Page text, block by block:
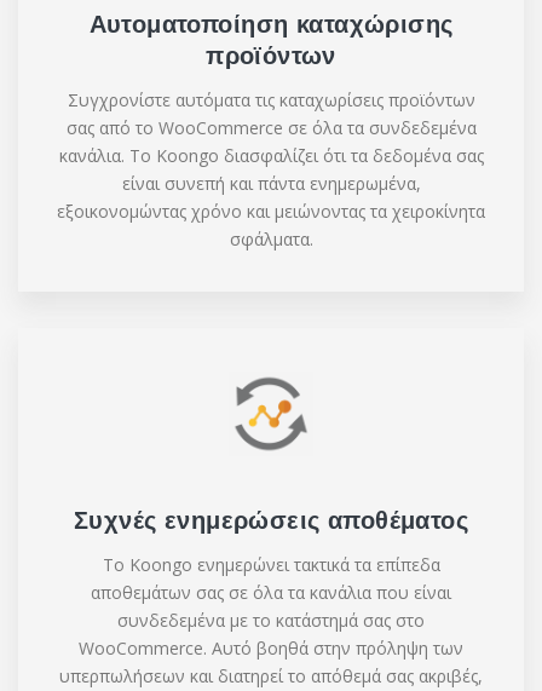
Αυτοματοποίηση καταχώρισης
προϊόντων
Συγχρονίστε αυτόματα τις καταχωρίσεις προϊόντων
σας από το WooCommerce σε όλα τα συνδεδεμένα
κανάλια. Το Koongo διασφαλίζει ότι τα δεδομένα σας
είναι συνεπή και πάντα ενημερωμένα,
εξοικονομώντας χρόνο και μειώνοντας τα χειροκίνητα
σφάλματα.
Συχνές ενημερώσεις αποθέματος
Το Koongo ενημερώνει τακτικά τα επίπεδα
αποθεμάτων σας σε όλα τα κανάλια που είναι
συνδεδεμένα με το κατάστημά σας στο
WooCommerce. Αυτό βοηθά στην πρόληψη των
υπερπωλήσεων και διατηρεί το απόθεμά σας ακριβές,